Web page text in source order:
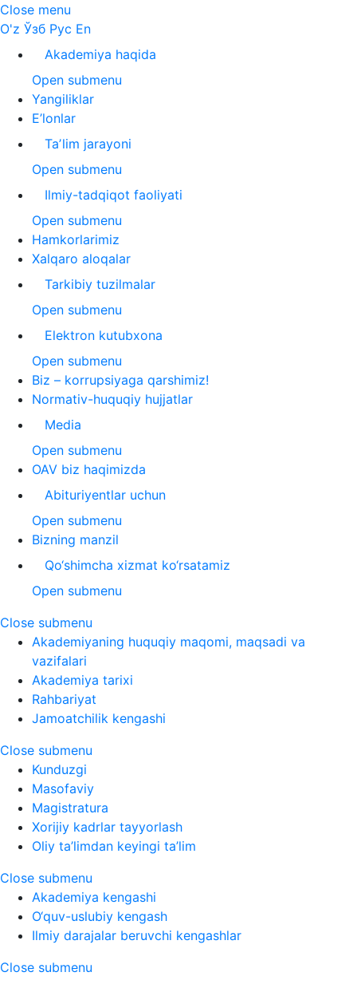
Close menu
O'z Ўзб Рус En
Akademiya haqida
Open submenu
Yangiliklar
E’lonlar
Taʼlim jarayoni
Open submenu
Ilmiy-tadqiqot faoliyati
Open submenu
Hamkorlarimiz
Xalqaro aloqalar
Tarkibiy tuzilmalar
Open submenu
Elektron kutubxona
Open submenu
Biz – korrupsiyaga qarshimiz!
Normativ-huquqiy hujjatlar
Media
Open submenu
OAV biz haqimizda
Abituriyentlar uchun
Open submenu
Bizning manzil
Qo‘shimcha xizmat ko‘rsatamiz
Open submenu
Close submenu
Akademiyaning huquqiy maqomi, maqsadi va
vazifalari
Akademiya tarixi
Rahbariyat
Jamoatchilik kengashi
Close submenu
Kunduzgi
Masofaviy
Magistratura
Xorijiy kadrlar tayyorlash
Oliy ta’limdan keyingi ta’lim
Close submenu
Akademiya kengashi
O‘quv-uslubiy kengash
Ilmiy darajalar beruvchi kengashlar
Close submenu